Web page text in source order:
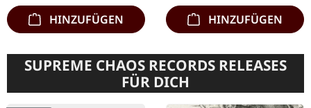
HINZUFÜGEN HINZUFÜGEN
SUPREME CHAOS RECORDS RELEASES
FÜR DICH